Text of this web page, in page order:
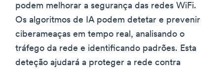
podem melhorar a segurança das redes WiFi.
Os algoritmos de IA podem detetar e prevenir
ciberameaças em tempo real, analisando o
tráfego da rede e identificando padrões. Esta
deteção ajudará a proteger a rede contra